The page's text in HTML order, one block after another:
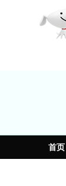
首页